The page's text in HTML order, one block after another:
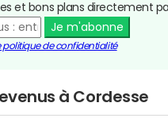
et bons plans directement
Je m'abonne
politique de confidentialité
à Cordesse